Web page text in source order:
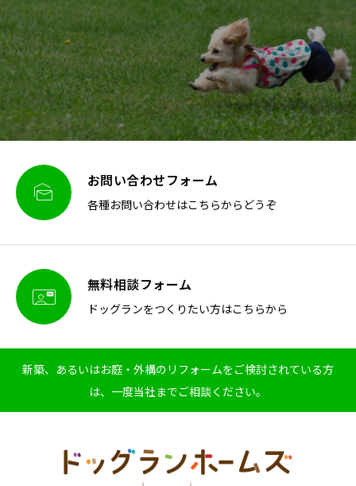
 お問い合わせフォーム
各種お問い合わせはこちらからどうぞ
 無料相談フォーム
ドッグランをつくりたい方はこちらから
新築、あるいはお庭・外構のリフォームをご検討されている方
は、一度当社までご相談ください。